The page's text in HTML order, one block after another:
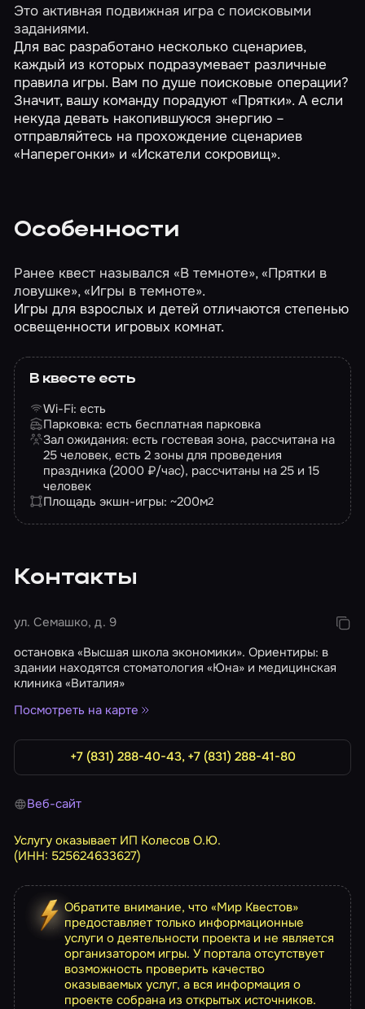
Это активная подвижная игра с поисковыми
заданиями.
Для вас разработано несколько сценариев,
каждый из которых подразумевает различные
правила игры. Вам по душе поисковые операции?
Значит, вашу команду порадуют «Прятки». А если
некуда девать накопившуюся энергию –
отправляйтесь на прохождение сценариев
«Наперегонки» и «Искатели сокровищ».
Особенности
Ранее квест назывался «В темноте», «Прятки в
ловушке», «Игры в темноте».
Игры для взрослых и детей отличаются степенью
освещенности игровых комнат.
В квесте есть
Wi-Fi: есть
Парковка: есть бесплатная парковка
Зал ожидания: есть гостевая зона, рассчитана на
25 человек, есть 2 зоны для проведения
праздника (2000 ₽/час), рассчитаны на 25 и 15
человек
Площадь экшн-игры: ~200м2
Контакты
ул. Семашко, д. 9
остановка «Высшая школа экономики». Ориентиры: в
здании находятся стоматология «Юна» и медицинская
клиника «Виталия»
Посмотреть на карте
+7 (831) 288-40-43, +7 (831) 288-41-80
Веб-сайт
Услугу оказывает ИП Колесов О.Ю.
(ИНН: 525624633627)
Обратите внимание, что «Мир Квестов»
предоставляет только информационные
услуги о деятельности проекта и не является
организатором игры. У портала отсутствует
возможность проверить качество
оказываемых услуг, а вся информация о
проекте собрана из открытых источников.